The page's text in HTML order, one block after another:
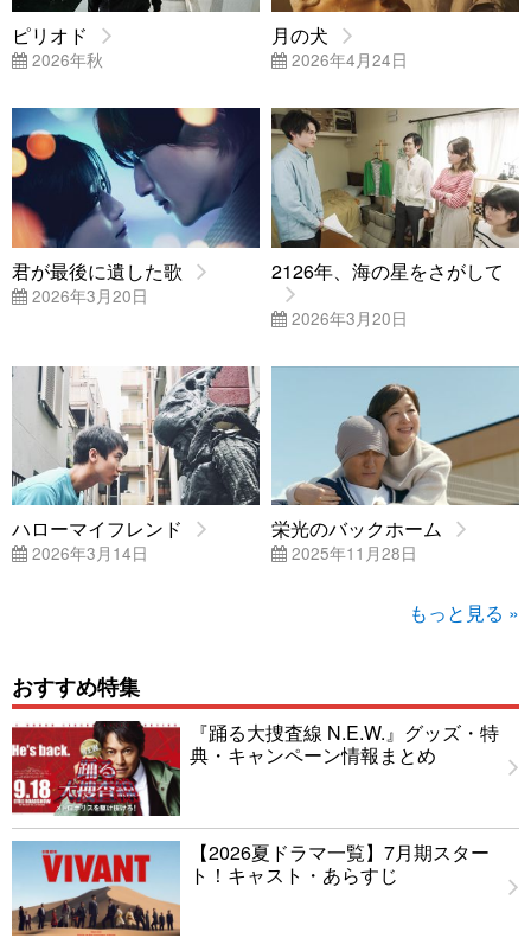
ピリオド
2026年秋
月の犬
2026年4月24日
君が最後に遺した歌
2026年3月20日
2126年、海の星をさがして
2026年3月20日
ハローマイフレンド
2026年3月14日
栄光のバックホーム
2025年11月28日
もっと見る »
おすすめ特集
『踊る大捜査線 N.E.W.』グッズ・特
典・キャンペーン情報まとめ
【2026夏ドラマ一覧】7月期スター
ト！キャスト・あらすじ